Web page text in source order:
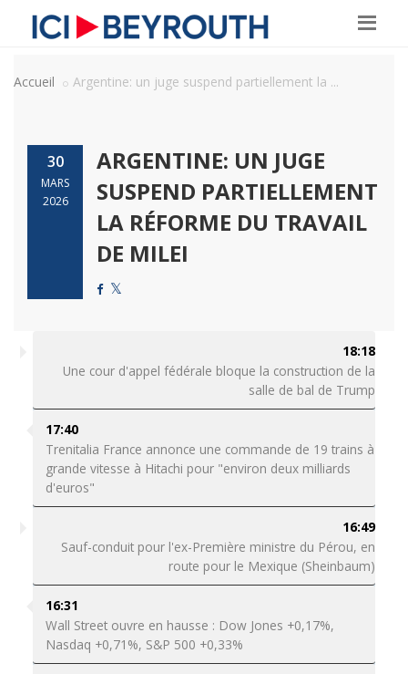
Accueil Argentine: un juge suspend partiellement la ...
30
MARS
2026
ARGENTINE: UN JUGE
SUSPEND PARTIELLEMENT
LA RÉFORME DU TRAVAIL
DE MILEI
18:18
Une cour d'appel fédérale bloque la construction de la
salle de bal de Trump
17:40
Trenitalia France annonce une commande de 19 trains à
grande vitesse à Hitachi pour "environ deux milliards
d'euros"
16:49
Sauf-conduit pour l'ex-Première ministre du Pérou, en
route pour le Mexique (Sheinbaum)
16:31
Wall Street ouvre en hausse : Dow Jones +0,17%,
Nasdaq +0,71%, S&P 500 +0,33%